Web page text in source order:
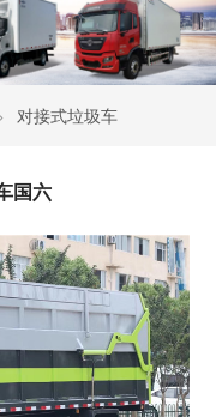
对接式垃圾车
国六